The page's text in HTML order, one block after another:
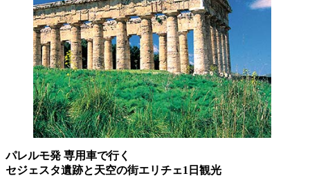
パレルモ発 専用車で行く
セジェスタ遺跡と天空の街エリチェ1日観光